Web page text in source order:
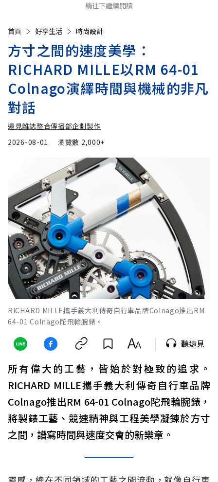
請往下繼續閱讀
首頁 好享生活 時尚設計
方寸之間的速度美學：
RICHARD MILLE以RM 64-01
Colnago演繹時間與機械的非凡
對話
遠見雜誌整合傳播部企劃製作
2026-08-01
瀏覽數 2,000+
RICHARD MILLE攜手義大利傳奇自行車品牌Colnago推出RM
64-01 Colnago陀飛輪腕錶。
聽遠見
所有偉大的工藝，皆始於對極致的追求。
RICHARD MILLE攜手義大利傳奇自行車品牌
Colnago推出RM 64-01 Colnago陀飛輪腕錶，
將製錶工藝、競速精神與工程美學凝鍊於方寸
之間，譜寫時間與速度交會的新樂章。